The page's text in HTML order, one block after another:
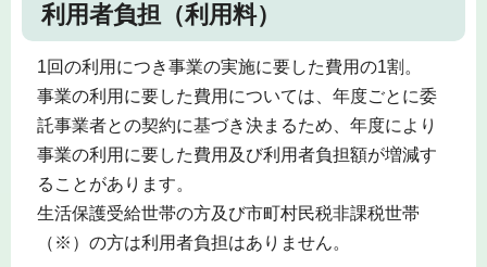
利用者負担（利用料）
1回の利用につき事業の実施に要した費用の1割。
事業の利用に要した費用については、年度ごとに委
託事業者との契約に基づき決まるため、年度により
事業の利用に要した費用及び利用者負担額が増減す
ることがあります。
生活保護受給世帯の方及び市町村民税非課税世帯
（※）の方は利用者負担はありません。